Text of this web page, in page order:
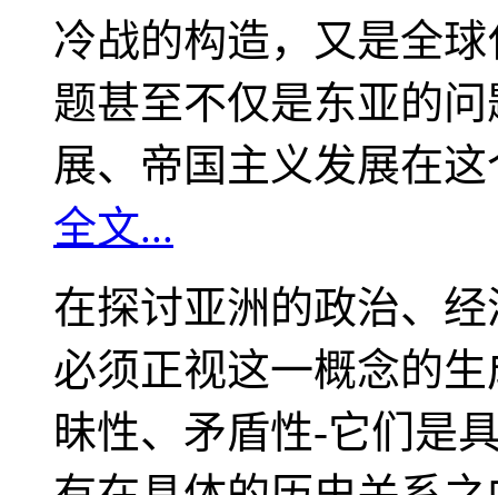
冷战的构造，又是全
题甚至不仅是东亚的
展、帝国主义发展在
全文...
在探讨亚洲的政治、
必须正视这一概念的
昧性、矛盾性-它们是